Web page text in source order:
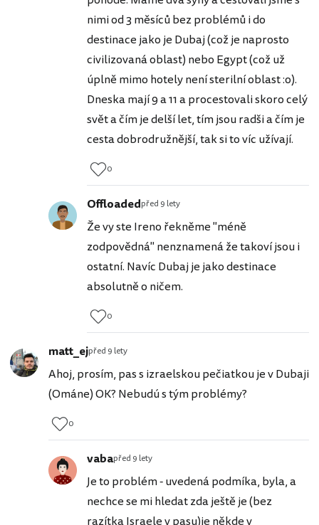
nimi od 3 měsíců bez problémů i do
destinace jako je Dubaj (což je naprosto
civilizovaná oblast) nebo Egypt (což už
úplně mimo hotely není sterilní oblast :o).
Dneska mají 9 a 11 a procestovali skoro celý
svět a čím je delší let, tím jsou radši a čím je
cesta dobrodružnější, tak si to víc užívají.
0
Offloadedpřed 9 lety
Že vy ste Ireno řekněme "méně
zodpovědná" nenznamená že takoví jsou i
ostatní. Navíc Dubaj je jako destinace
absolutně o ničem.
0
matt_ejpřed 9 lety
Ahoj, prosím, pas s izraelskou pečiatkou je v Dubaji
(Ománe) OK? Nebudú s tým problémy?
0
vabapřed 9 lety
Je to problém - uvedená podmíka, byla, a
nechce se mi hledat zda ještě je (bez